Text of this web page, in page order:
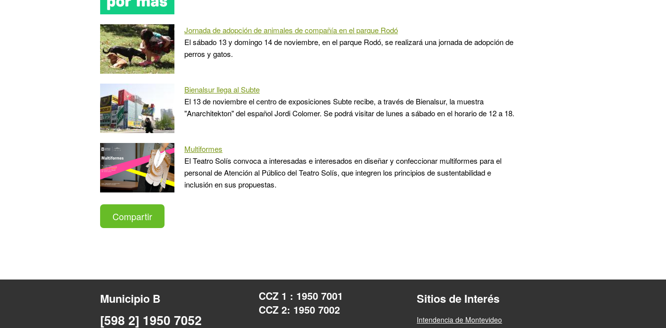
Jornada de adopción de animales de compañía en el parque Rodó
El sábado 13 y domingo 14 de noviembre, en el parque Rodó, se realizará una jornada de adopción de
perros y gatos.
Bienalsur llega al Subte
El 13 de noviembre el centro de exposiciones Subte recibe, a través de Bienalsur, la muestra
"Anarchitekton" del español Jordi Colomer. Se podrá visitar de lunes a sábado en el horario de 12 a 18.
Multiformes
El Teatro Solís convoca a interesadas e interesados en diseñar y confeccionar multiformes para el
personal de Atención al Público del Teatro Solís, que integren los principios de sustentabilidad e
inclusión en sus propuestas.
Compartir
Municipio B
[598 2] 1950 7052
CCZ 1 : 1950 7001
CCZ 2: 1950 7002
Sitios de Interés
Intendencia de Montevideo